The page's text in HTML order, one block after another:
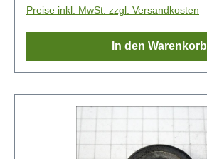
Preise inkl. MwSt. zzgl. Versandkosten
In den Warenkorb